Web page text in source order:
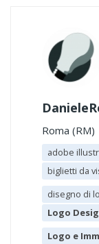
Roma (RM)
adobe
biglietti da
disegno di
Logo
Logo e